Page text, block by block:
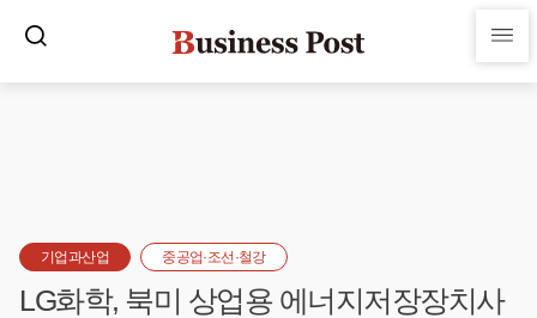
기업과산업 중공업·조선·철강
LG화학, 북미 상업용 에너지저장장치사